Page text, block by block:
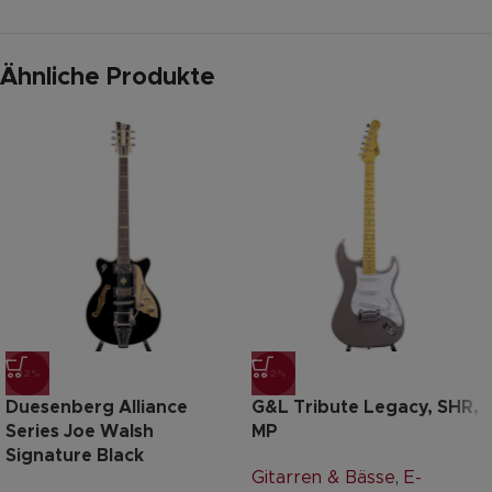
Ähnliche Produkte
-12%
Duesenberg Alliance
Series Joe Walsh
Signature Black
-12%
G&L Tribute Legacy, SHR,
MP
Gitarren & Bässe, E-